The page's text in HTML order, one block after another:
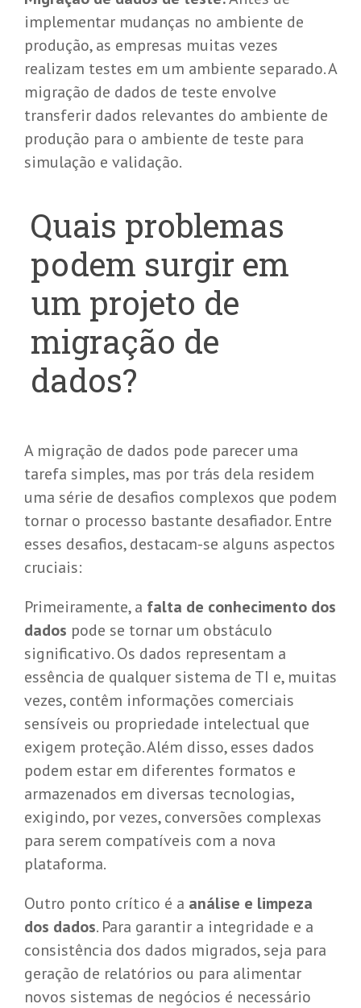
implementar mudanças no ambiente de
produção, as empresas muitas vezes
realizam testes em um ambiente separado. A
migração de dados de teste envolve
transferir dados relevantes do ambiente de
produção para o ambiente de teste para
simulação e validação.
Quais problemas
podem surgir em
um projeto de
migração de
dados?
A migração de dados pode parecer uma
tarefa simples, mas por trás dela residem
uma série de desafios complexos que podem
tornar o processo bastante desafiador. Entre
esses desafios, destacam-se alguns aspectos
cruciais:
Primeiramente, a falta de conhecimento dos
dados pode se tornar um obstáculo
significativo. Os dados representam a
essência de qualquer sistema de TI e, muitas
vezes, contêm informações comerciais
sensíveis ou propriedade intelectual que
exigem proteção. Além disso, esses dados
podem estar em diferentes formatos e
armazenados em diversas tecnologias,
exigindo, por vezes, conversões complexas
para serem compatíveis com a nova
plataforma.
Outro ponto crítico é a análise e limpeza
dos dados. Para garantir a integridade e a
consistência dos dados migrados, seja para
geração de relatórios ou para alimentar
novos sistemas de negócios é necessário